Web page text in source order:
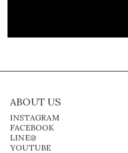
ABOUT US
INSTAGRAM
FACEBOOK
LINE@
YOUTUBE